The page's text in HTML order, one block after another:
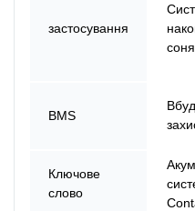
застосування
BMS
Ключове
слово